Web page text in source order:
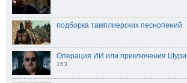
подборка тамплиерских песнопений
Операция ИИ или приключения
163